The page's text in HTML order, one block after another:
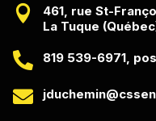

461, rue St-
La Tuque
 819 539-6971,
